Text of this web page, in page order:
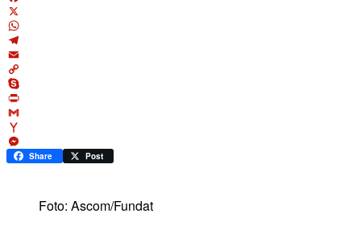
Facebook
X
WhatsApp
Telegram
Email
Copy
Link
Skype
Print
Gmail
Yahoo
Mail
Messenger
Share Post
Foto: Ascom/Fundat